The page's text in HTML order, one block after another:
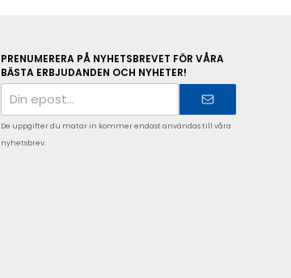
PRENUMERERA PÅ NYHETSBREVET FÖR VÅRA
BÄSTA ERBJUDANDEN OCH NYHETER!
E-
postadress
De uppgifter du matar in kommer endast användas till våra
nyhetsbrev.